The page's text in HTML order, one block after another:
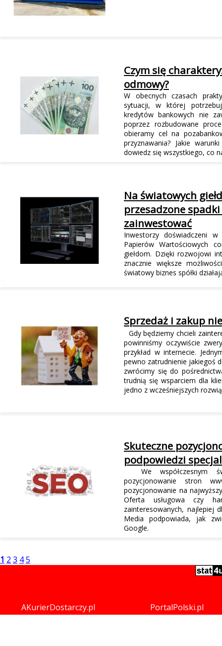
Czym się
odmowy?
W obecnych czasach
sytuacji, w której
kredytów bankowych nie
poprzez rozbudowane
obieramy cel na
przyznawania? Jakie
dowiedz się wszystkiego, co
Na światowych
przesadzone
zainwestować
Inwestorzy doświadczeni
Papierów Wartościowych
giełdom. Dzięki rozwojowi
znacznie większe
światowy biznes spółki
Sprzedaż i zakup
Gdy będziemy chcieli
powinniśmy oczywiście
przykład w internecie.
pewno zatrudnienie jakiegoś
zwrócimy się do
trudnią się wsparciem dla
jedno z wcześniejszych
Skuteczne
podpowiedzi
We współczesnym
pozycjonowanie stron
pozycjonowanie na
Oferta usługowa czy
zainteresowanych,
Media podpowiada, jak
Google.
1 2 3 45
AKurierDostarczy.pl PortalPolski.pl